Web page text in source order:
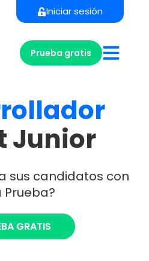
Iniciar sesión
Prueba gratis
Junior
sus candidatos con
Prueba?
GRATIS